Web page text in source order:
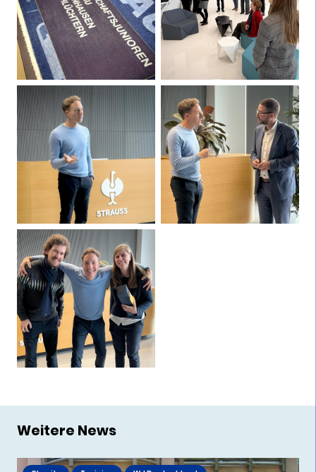
Weitere News